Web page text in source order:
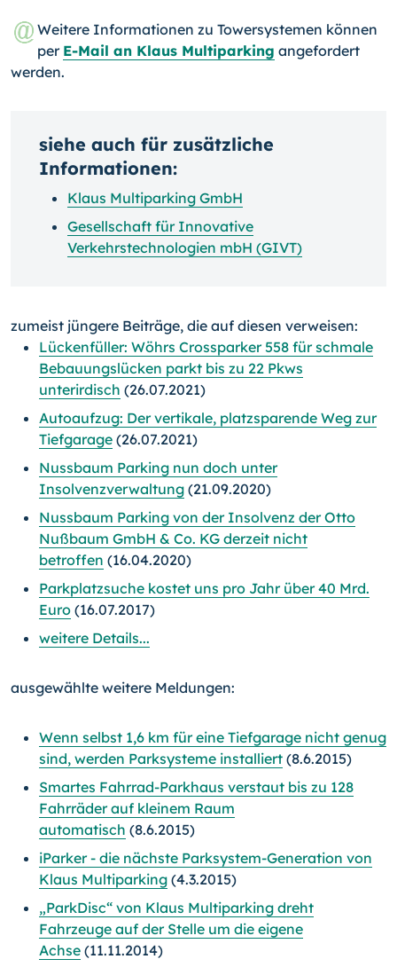
Weitere Informationen zu Towersystemen können
per E-Mail an Klaus Multiparking angefordert
werden.
siehe auch für zusätzliche
Informationen:
Klaus Multiparking GmbH
Gesellschaft für Innovative
Verkehrstechnologien mbH (GIVT)
zumeist jüngere Beiträge, die auf diesen verweisen:
Lückenfüller: Wöhrs Crossparker 558 für schmale
Bebauungslücken parkt bis zu 22 Pkws
unterirdisch (26.07.2021)
Autoaufzug: Der vertikale, platzsparende Weg zur
Tiefgarage (26.07.2021)
Nussbaum Parking nun doch unter
Insolvenzverwaltung (21.09.2020)
Nussbaum Parking von der Insolvenz der Otto
Nußbaum GmbH & Co. KG derzeit nicht
betroffen (16.04.2020)
Parkplatzsuche kostet uns pro Jahr über 40 Mrd.
Euro (16.07.2017)
weitere Details...
ausgewählte weitere Meldungen:
Wenn selbst 1,6 km für eine Tiefgarage nicht genug
sind, werden Parksysteme installiert (8.6.2015)
Smartes Fahrrad-Parkhaus verstaut bis zu 128
Fahrräder auf kleinem Raum
automatisch (8.6.2015)
iParker - die nächste Parksystem-Generation von
Klaus Multiparking (4.3.2015)
„ParkDisc“ von Klaus Multiparking dreht
Fahrzeuge auf der Stelle um die eigene
Achse (11.11.2014)